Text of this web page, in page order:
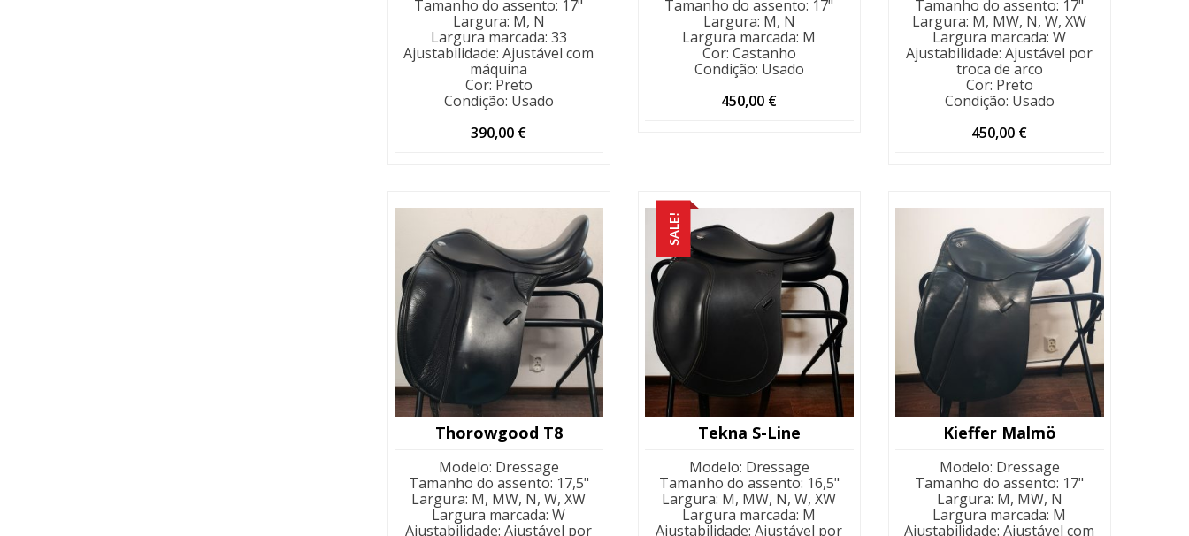
Tamanho do assento: 17"
Largura: M, N
Largura marcada: 33
Ajustabilidade:Ajustável com
máquina
Cor: Preto
Condição: Usado
390,00 €
Tamanho do assento: 17"
Largura: M, N
Largura marcada: M
Cor: Castanho
Condição: Usado
450,00 €
Tamanho do assento: 17"
Largura: M, MW, N, W, XW
Largura marcada:W
Ajustabilidade:Ajustável por
troca de arco
Cor: Preto
Condição: Usado
450,00 €
Thorowgood T8
Modelo: Dressage
Tamanho do assento: 17,5"
Largura: M, MW, N, W, XW
Largura marcada:W
Ajustabilidade:Ajustável por
SALE!
Tekna S-Line
Modelo: Dressage
Tamanho do assento: 16,5"
Largura: M, MW, N, W, XW
Largura marcada: M
Ajustabilidade:Ajustável por
Kieffer Malmö
Modelo: Dressage
Tamanho do assento: 17"
Largura: M, MW, N
Largura marcada: M
Ajustabilidade:Ajustável com